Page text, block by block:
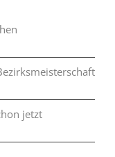
jetzt